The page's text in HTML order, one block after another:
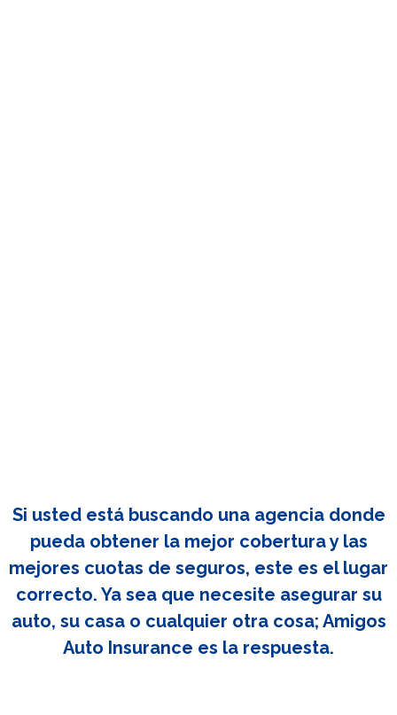
Si usted está buscando una agencia donde
pueda obtener la mejor cobertura y las
mejores cuotas de seguros, este es el lugar
correcto. Ya sea que necesite asegurar su
auto, su casa o cualquier otra cosa; Amigos
Auto Insurance es la respuesta.